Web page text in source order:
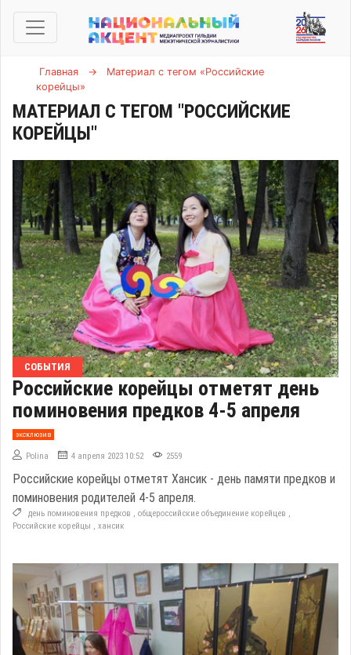
Главная →
Материал с тегом «Российские
корейцы»
МАТЕРИАЛ С ТЕГОМ "РОССИЙСКИЕ
КОРЕЙЦЫ"
СОБЫТИЯ
Российские корейцы отметят день
поминовения предков 4-5 апреля
эксклюзив
Polina 4 апреля 2023 10:52 2559
Российские корейцы отметят Хансик - день памяти предков и
поминовения родителей 4-5 апреля.
день поминовения предков , общероссийские объединение корейцев ,
Российские корейцы , хансик